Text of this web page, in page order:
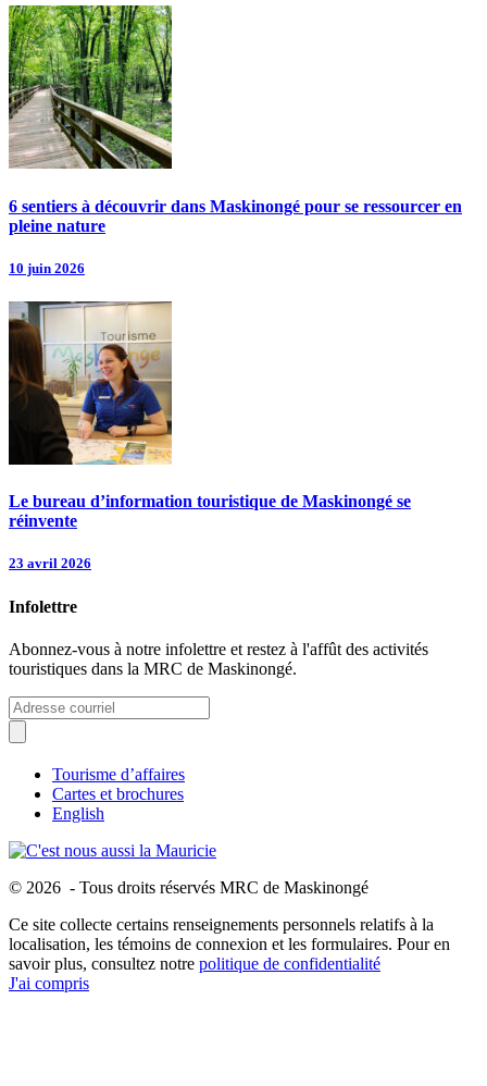
6 sentiers à découvrir dans Maskinongé pour se ressourcer en
pleine nature
10 juin 2026
Le bureau d’information touristique de Maskinongé se
réinvente
23 avril 2026
Infolettre
Abonnez-vous à notre infolettre et restez à l'affût des activités
touristiques dans la MRC de Maskinongé.
Tourisme d’affaires
Cartes et brochures
English
© 2026 - Tous droits réservés MRC de Maskinongé
Ce site collecte certains renseignements personnels relatifs à la
localisation, les témoins de connexion et les formulaires. Pour en
savoir plus, consultez notre politique de confidentialité
J'ai compris